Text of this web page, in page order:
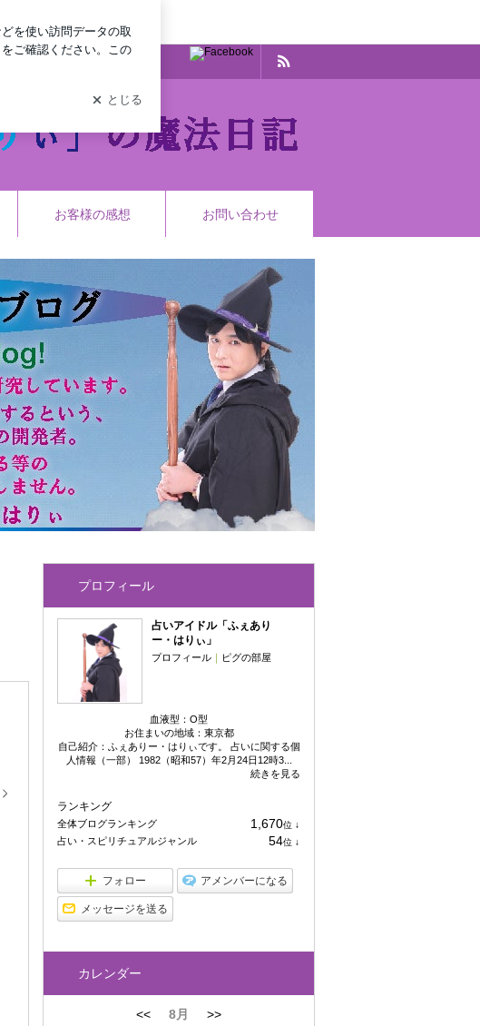
プロフィール
占いアイドル「ふぇあり
ー・はりぃ」
プロフィール ｜ ピグの部屋
血液型： O型
お住まいの地域： 東京都
自己紹介：ふぇありー・はりぃです。 占いに関する個
人情報（一部） 1982（昭和57）年2月24日12時3...
続きを見る
ランキング
全体ブログランキング 1,670位 ↓
占い・スピリチュアルジャンル 54位 ↓
フォロー アメンバーになる
メッセージを送る
お客様の感想 お問い合わせ
カレンダー
<< 8月 >>